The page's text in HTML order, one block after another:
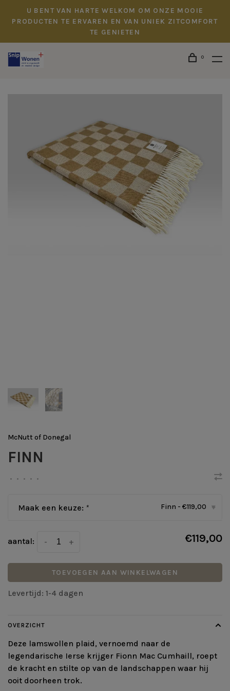
U BENT VAN HARTE WELKOM OM ONZE MOOIE
PRODUCTEN TE ERVAREN EN VAN UNIEK ZITCOMFORT
TE GENIETEN
0
McNutt of Donegal
FINN
• • • • •
Maak een keuze: * Finn - €119,00 ▾
aantal: +
- €119,00
TOEVOEGEN AAN WINKELWAGEN
Levertijd: 1-4 dagen
OVERZICHT
Deze lamswollen plaid, vernoemd naar de
legendarische Ierse krijger Fionn Mac Cumhaill, roept
de kracht en stilte op van de landschappen waar hij
ooit doorheen trok.